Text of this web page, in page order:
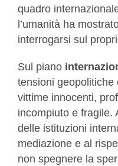
quadro
l’umanità ha
interrogarsi sul
Sul piano
tensioni
vittime innocenti,
incompiuto e fragile.
delle istituzioni
mediazione e al
non spegnere la